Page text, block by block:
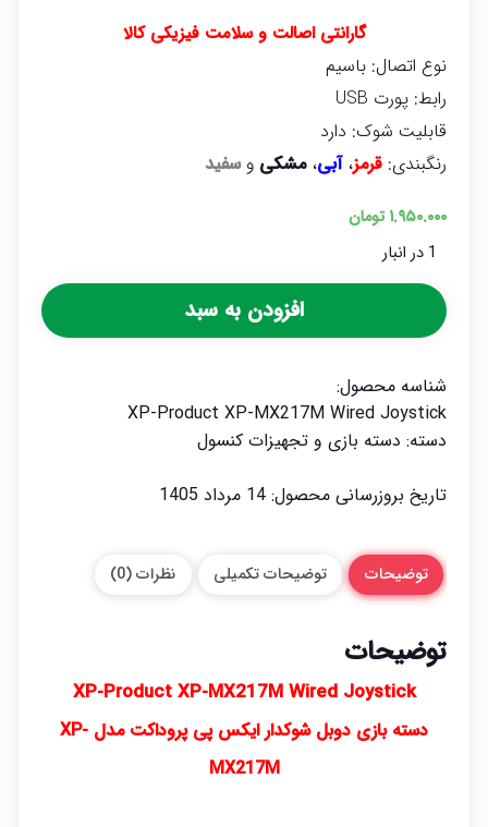
گارانتی اصالت و سلامت فیزیکی کالا
نوع اتصال: باسیم
رابط: پورت USB
قابلیت شوک: دارد
رنگبندی: قرمز،آبی،مشکی وسفید
۱.۹۵۰.۰۰۰ تومان
1 در انبار
افزودن به سبد
شناسه محصول:
XP-Product XP-MX217M Wired Joystick
دسته: دسته بازی و تجهیزات کنسول
تاریخ بروزرسانی محصول: 14 مرداد 1405
توضیحات توضیحات تکمیلی نظرات (0)
توضیحات
XP-Product XP-MX217M Wired Joystick
دسته بازی دوبل شوکدار ایکس پی پروداکت مدل XP-
MX217M